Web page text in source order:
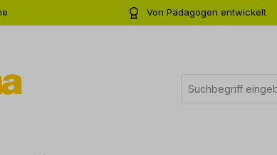
Von Pädagogen entwickelt